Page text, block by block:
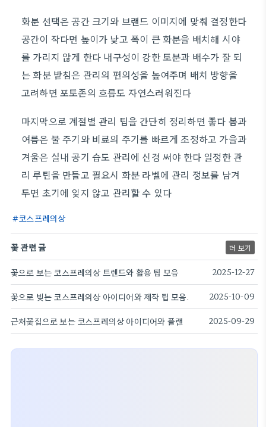
화분 선택은 공간 크기와 브랜드 이미지에 맞춰 결정한다
공간이 작다면 높이가 낮고 폭이 큰 화분을 배치해 시야
를 가리지 않게 한다 내구성이 강한 토분과 배수가 잘 되
는 화분 받침은 관리의 편의성을 높여주며 배치 방향을
고려하면 포토존의 흐름도 자연스러워진다
마지막으로 계절별 관리 팁을 간단히 정리하면 좋다 봄과
여름은 물 주기와 비료의 주기를 빠르게 조정하고 가을과
겨울은 실내 공기 습도 관리에 신경 써야 한다 일정한 관
리 루틴을 만들고 필요시 화분 라벨에 관리 정보를 남겨
두면 초기에 잊지 않고 관리할 수 있다
코스프레의상
꽃 관련 글 더 보기
꽃으로 보는 코스프레의상 트렌드와 활용 팁 모음 2025-12-27
꽃으로 빚는 코스프레의상 아이디어와 제작 팁 모음. 2025-10-09
근처꽃집으로 보는 코스프레의상 아이디어와 플랜 2025-09-29